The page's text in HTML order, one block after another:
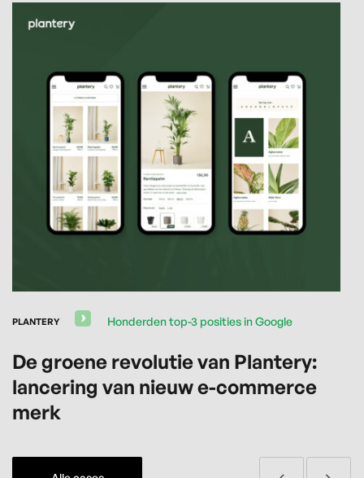
PLANTERY Honderden top-3 posities in Google
De groene revolutie van Plantery:
lancering van nieuw e-commerce
merk